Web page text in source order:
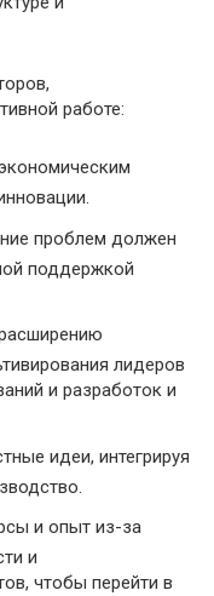
работе:
проблем должен
поддержкой
лидеров
и разработок и
идеи, интегрируя
и опыт из-за
и
чтобы перейти в